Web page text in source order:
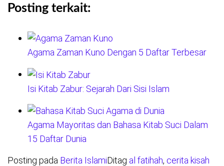
Posting terkait:
Agama Zaman Kuno Dengan 5 Daftar Terbesar
Isi Kitab Zabur: Sejarah Dari Sisi Islam
Agama Mayoritas dan Bahasa Kitab Suci Dalam
15 Daftar Dunia
Posting pada Berita IslamiDitag al fatihah, cerita kisah